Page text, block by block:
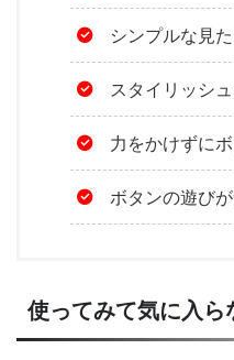
シンプルな見
スタイリッシ
力をかけずに
ボタンの遊び
使ってみて気に入ら